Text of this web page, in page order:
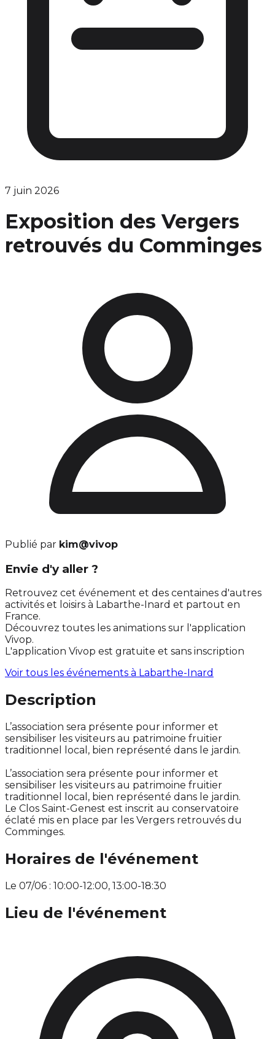
7 juin 2026
Exposition des Vergers
retrouvés du Comminges
Publié par kim@vivop
Envie d'y aller ?
Retrouvez cet événement et des centaines d'autres
activités et loisirs à Labarthe-Inard et partout en
France.
Découvrez toutes les animations sur l'application
Vivop.
L'application Vivop est gratuite et sans inscription
Voir tous les événements à Labarthe-Inard
Description
L’association sera présente pour informer et
sensibiliser les visiteurs au patrimoine fruitier
traditionnel local, bien représenté dans le jardin.
L’association sera présente pour informer et
sensibiliser les visiteurs au patrimoine fruitier
traditionnel local, bien représenté dans le jardin.
Le Clos Saint-Genest est inscrit au conservatoire
éclaté mis en place par les Vergers retrouvés du
Comminges.
Horaires de l'événement
Le 07/06 : 10:00-12:00, 13:00-18:30
Lieu de l'événement